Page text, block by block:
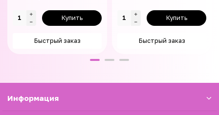
Купить
Быстрый заказ
Купить
Быстрый заказ
Информация